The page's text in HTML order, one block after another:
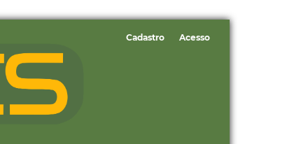
Cadastro Acesso